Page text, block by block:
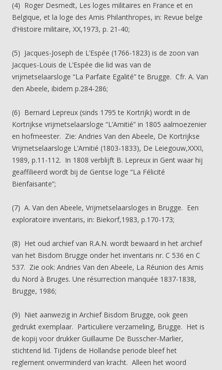
(4) Roger Desmedt, Les loges militaires en France et en
Belgique, et la loge des Amis Philanthropes, in: Revue belge
d’Histoire militaire, XX,1973, p. 21-40;
(5) Jacques-Joseph de L’Espée (1766-1823) is de zoon van
Jacques-Louis de L’Espée die lid was van de
vrijmetselaarsloge “La Parfaite Egalité” te Brugge. Cfr. A. Van
den Abeele, ibidem p.284-286;
(6) Bernard Lepreux (sinds 1795 te Kortrijk) wordt in de
Kortrijkse vrijmetselaarsloge “L’Amitié” in 1805 aalmoezenier
en hofmeester. Zie: Andries Van den Abeele, De Kortrijkse
Vrijmetselaarsloge L’Amitié (1803-1833), De Leiegouw,XXXI,
1989, p.11-112. In 1808 verblijft B. Lepreux in Gent waar hij
geaffilieerd wordt bij de Gentse loge “La Félicité
Bienfaisante”;
(7) A. Van den Abeele, Vrijmetselaarsloges in Brugge. Een
exploratoire inventaris, in: Biekorf,1983, p.170-173;
(8) Het oud archief van R.A.N. wordt bewaard in het archief
van het Bisdom Brugge onder het inventaris nr. C 536 en C
537. Zie ook: Andries Van den Abeele, La Réunion des Amis
du Nord à Bruges. Une résurrection manquée 1837-1838,
Brugge, 1986;
(9) Niet aanwezig in Archief Bisdom Brugge, ook geen
gedrukt exemplaar. Particuliere verzameling, Brugge. Het is
de kopij voor drukker Guillaume De Busscher-Marlier,
stichtend lid. Tijdens de Hollandse periode bleef het
reglement onverminderd van kracht. Alleen het woord